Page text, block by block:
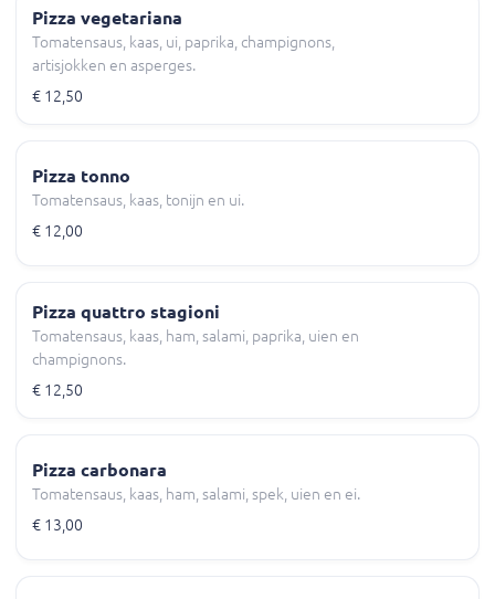
Pizza vegetariana
Tomatensaus, kaas, ui, paprika, champignons,
artisjokken en asperges.
€ 12,50
Pizza tonno
Tomatensaus, kaas, tonijn en ui.
€ 12,00
Pizza quattro stagioni
Tomatensaus, kaas, ham, salami, paprika, uien en
champignons.
€ 12,50
Pizza carbonara
Tomatensaus, kaas, ham, salami, spek, uien en ei.
€ 13,00